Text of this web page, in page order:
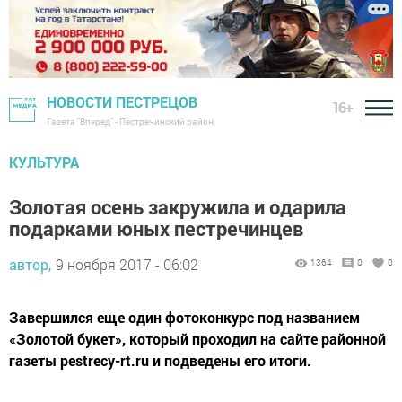
НОВОСТИ ПЕСТРЕЦОВ
Газета "Вперед" - Пестречинский район
16+
КУЛЬТУРА
Золотая осень закружила и одарила
подарками юных пестречинцев
автор, 9 ноября 2017 - 06:02 1364 0 0
Завершился еще один фотоконкурс под названием
«Золотой букет», который проходил на сайте районной
газеты pestrecy-rt.ru и подведены его итоги.